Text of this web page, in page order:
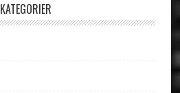
åring
KATEGORIER